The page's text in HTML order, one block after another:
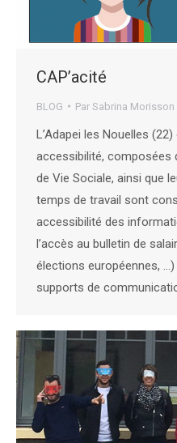
CAP’acité
BLOG Par Sabrina Morisson
L’Adapei les Nouelles
accessibilité, composées
de Vie Sociale, ainsi que
temps de travail sont
accessibilité des
l’accès au bulletin de
élections européennes,
supports de